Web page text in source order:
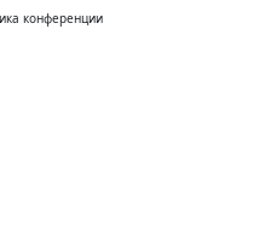
конференции